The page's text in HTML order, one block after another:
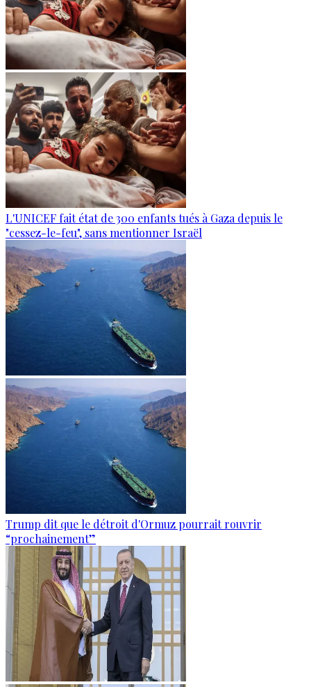
L'UNICEF fait état de 300 enfants tués à Gaza depuis le
"cessez-le-feu", sans mentionner Israël
Trump dit que le détroit d'Ormuz pourrait rouvrir
“prochainement”